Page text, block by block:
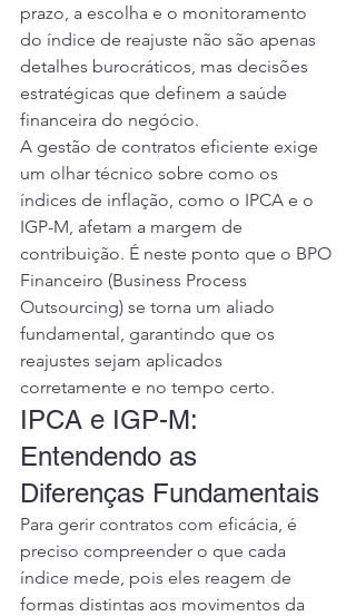
prazo, a escolha e o monitoramento
do índice de reajuste não são apenas
detalhes burocráticos, mas decisões
estratégicas que definem a saúde
financeira do negócio.
A gestão de contratos eficiente exige
um olhar técnico sobre como os
índices de inflação, como o IPCA e o
IGP-M, afetam a margem de
contribuição. É neste ponto que o BPO
Financeiro (Business Process
Outsourcing) se torna um aliado
fundamental, garantindo que os
reajustes sejam aplicados
corretamente e no tempo certo.
IPCA e IGP-M:
Entendendo as
Diferenças Fundamentais
Para gerir contratos com eficácia, é
preciso compreender o que cada
índice mede, pois eles reagem de
formas distintas aos movimentos da